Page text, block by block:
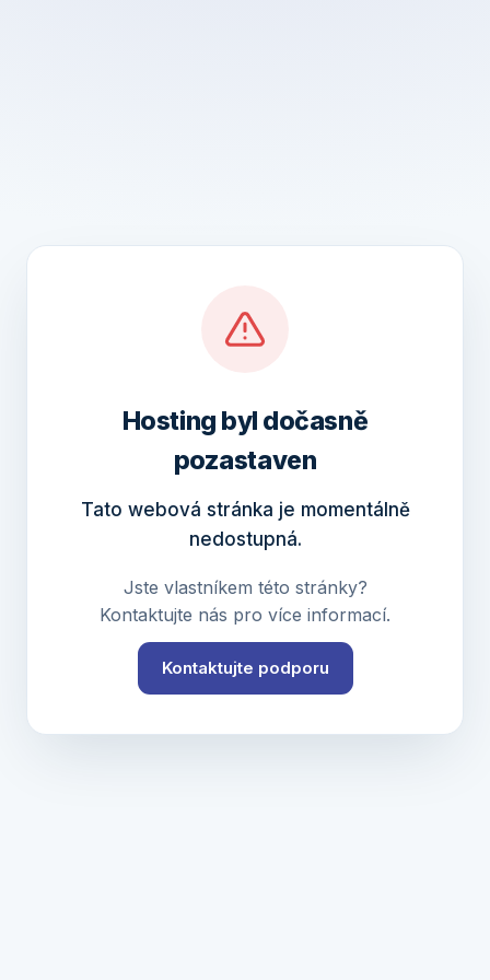
Hosting byl dočasně
pozastaven
Tato webová stránka je momentálně
nedostupná.
Jste vlastníkem této stránky?
Kontaktujte nás pro více informací.
Kontaktujte podporu